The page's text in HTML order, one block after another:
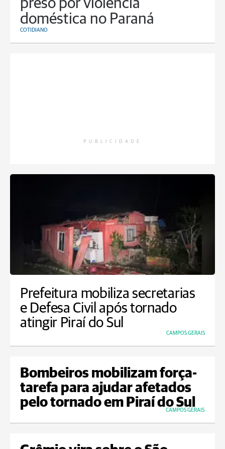
preso por violência
doméstica no Paraná
COTIDIANO
PUBLICIDADE
Prefeitura mobiliza secretarias
e Defesa Civil após tornado
atingir Piraí do Sul
CAMPOS GERAIS
Bombeiros mobilizam força-
tarefa para ajudar afetados
pelo tornado em Piraí do Sul
CAMPOS GERAIS